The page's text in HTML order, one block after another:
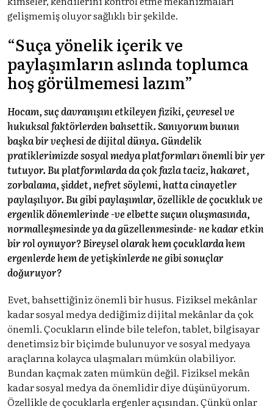
gelişmemiş oluyor sağlıklı bir şekilde.
“Suça yönelik içerik ve
paylaşımların aslında toplumca
hoş görülmemesi lazım”
Hocam, suç davranışını etkileyen fiziki, çevresel ve
hukuksal faktörlerden bahsettik. Sanıyorum bunun
başka bir veçhesi de dijital dünya. Gündelik
pratiklerimizde sosyal medya platformları önemli bir yer
tutuyor. Bu platformlarda da çok fazla taciz, hakaret,
zorbalama, şiddet, nefret söylemi, hatta cinayetler
paylaşılıyor. Bu gibi paylaşımlar, özellikle de çocukluk ve
ergenlik dönemlerinde -ve elbette suçun oluşmasında,
normalleşmesinde ya da güzellenmesinde- ne kadar etkin
bir rol oynuyor? Bireysel olarak hem çocuklarda hem
ergenlerde hem de yetişkinlerde ne gibi sonuçlar
doğuruyor?
Evet, bahsettiğiniz önemli bir husus. Fiziksel mekânlar
kadar sosyal medya dediğimiz dijital mekânlar da çok
önemli. Çocukların elinde bile telefon, tablet, bilgisayar
denetimsiz bir biçimde bulunuyor ve sosyal medyaya
araçlarına kolayca ulaşmaları mümkün olabiliyor.
Bundan kaçmak zaten mümkün değil. Fiziksel mekân
kadar sosyal medya da önemlidir diye düşünüyorum.
Özellikle de çocuklarla ergenler açısından. Çünkü onlar